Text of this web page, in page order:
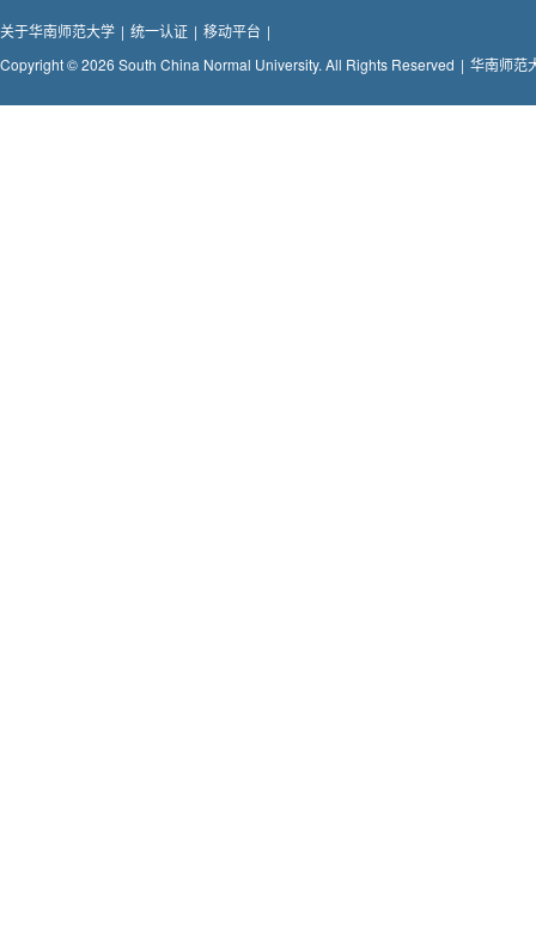
关于华南师范大学 | 统一认证 | 移动平台 |
Copyright © 2026 South China Normal University. All Rights Reserved | 华南师范